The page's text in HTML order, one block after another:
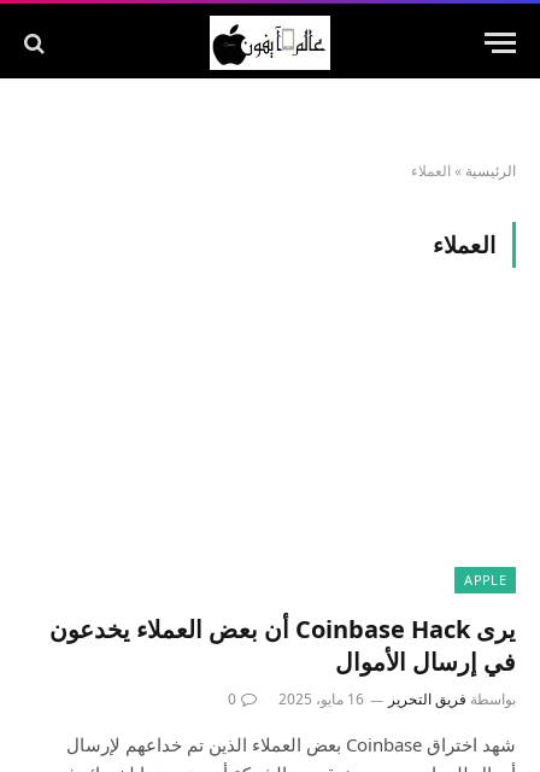
الرئيسية » العملاء
العملاء
APPLE
يرى Coinbase Hack أن بعض العملاء يخدعون
في إرسال الأموال
بواسطة فريق التحرير 16 مايو، 2025 0
شهد اختراق Coinbase بعض العملاء الذين تم خداعهم لإرسال